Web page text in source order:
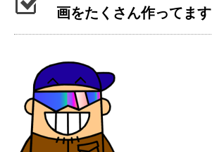
画をたくさん作ってます